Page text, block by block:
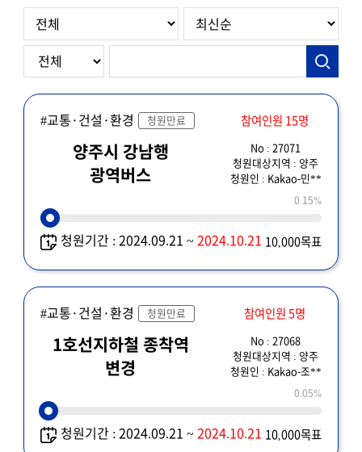
#교통·건설·환경 청원만료 참여인원 15명
양주시 강남행
광역버스
No : 27071
청원대상지역 : 양주
청원인 : Kakao-민**
0.15%
청원기간 : 2024.09.21 ~2024.10.21 10,000목표
#교통·건설·환경 청원만료 참여인원 5명
1호선지하철 종착역
변경
No : 27068
청원대상지역 : 양주
청원인 : Kakao-조**
0.05%
청원기간 : 2024.09.21 ~2024.10.21 10,000목표